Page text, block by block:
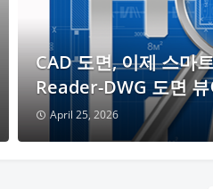
CAD 도면, 이제 스마
Reader-DWG 도면
April 25, 2026